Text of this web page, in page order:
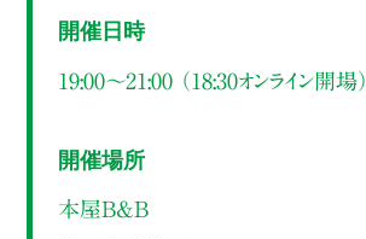
開催日時
19:00～21:00 （18:30オンライン開場）
開催場所
本屋B&B